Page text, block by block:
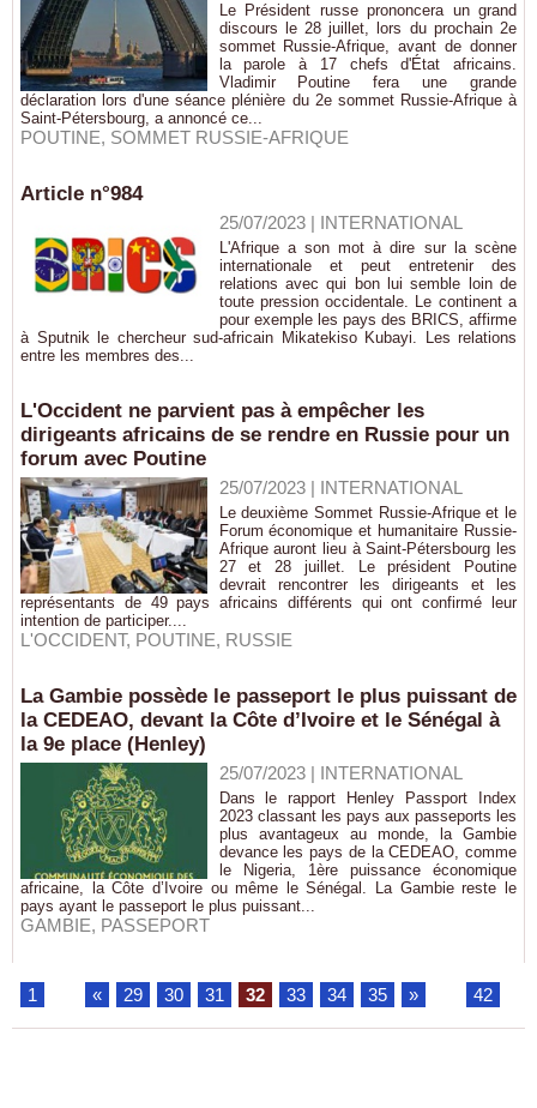
Le Président russe prononcera un grand
discours le 28 juillet, lors du prochain 2e
sommet Russie-Afrique, avant de donner
la parole à 17 chefs d'État africains.
Vladimir Poutine fera une grande
déclaration lors d'une séance plénière du 2e sommet Russie-Afrique à
Saint-Pétersbourg, a annoncé ce...
POUTINE, SOMMET RUSSIE-AFRIQUE
Article n°984
25/07/2023| INTERNATIONAL
L'Afrique a son mot à dire sur la scène
internationale et peut entretenir des
relations avec qui bon lui semble loin de
toute pression occidentale. Le continent a
pour exemple les pays des BRICS, affirme
à Sputnik le chercheur sud-africain Mikatekiso Kubayi. Les relations
entre les membres des...
L'Occident ne parvient pas à empêcher les
dirigeants africains de se rendre en Russie pour un
forum avec Poutine
25/07/2023| INTERNATIONAL
Le deuxième Sommet Russie-Afrique et le
Forum économique et humanitaire Russie-
Afrique auront lieu à Saint-Pétersbourg les
27 et 28 juillet. Le président Poutine
devrait rencontrer les dirigeants et les
représentants de 49 pays africains différents qui ont confirmé leur
intention de participer....
L'OCCIDENT, POUTINE, RUSSIE
La Gambie possède le passeport le plus puissant de
la CEDEAO, devant la Côte d’Ivoire et le Sénégal à
la 9e place (Henley)
25/07/2023| INTERNATIONAL
Dans le rapport Henley Passport Index
2023 classant les pays aux passeports les
plus avantageux au monde, la Gambie
devance les pays de la CEDEAO, comme
le Nigeria, 1ère puissance économique
africaine, la Côte d’Ivoire ou même le Sénégal. La Gambie reste le
pays ayant le passeport le plus puissant...
GAMBIE, PASSEPORT
1 « 29 30 31 32 33 34 35 » 42